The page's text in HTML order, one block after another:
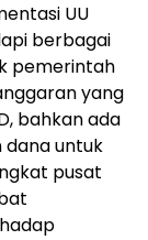
UU
berbagai
pemerintah
yang
bahkan ada
untuk
pusat